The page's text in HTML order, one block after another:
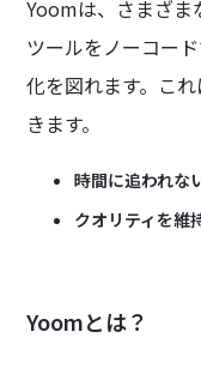
Yoomは、さまざま
ツールをノーコー
化を図れます。こ
きます。
時間に追われな
クオリティを維
Yoomとは？